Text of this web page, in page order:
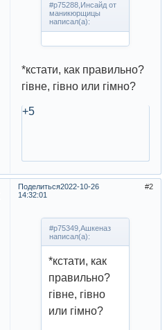
#p75288,Инсайд от
маникюрщицы
написал(а):
*кстати, как правильно?
гiвне, гiвно или гiмно?
+5
Поделиться 2
2022-10-26
14:32:01
#p75349,Ашкеназ
написал(а):
*кстати, как
правильно?
гiвне, гiвно
или гiмно?